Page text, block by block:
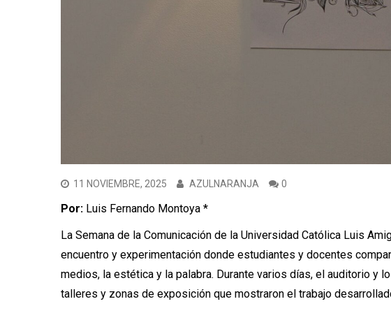
11 NOVIEMBRE, 2025 AZULNARANJA 0
Por: Luis Fernando Montoya *
La Semana de la Comunicación de la Universidad Católica Luis
encuentro y experimentación donde estudiantes y docentes
medios, la estética y la palabra. Durante varios días, el auditorio y
talleres y zonas de exposición que mostraron el trabajo